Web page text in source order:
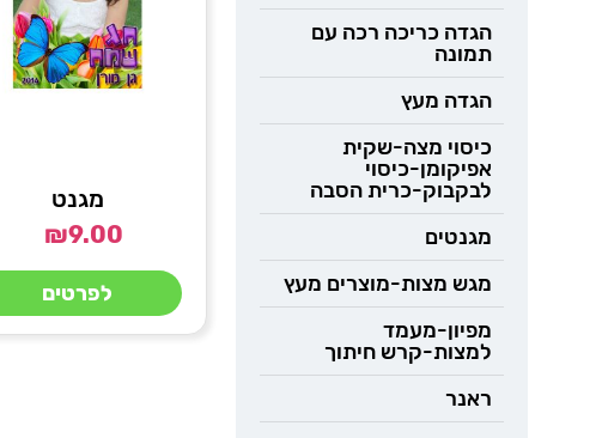
הגדה כריכה רכה עם
תמונה
הגדה מעץ
כיסוי מצה-שקית
אפיקומן-כיסוי
לבקבוק-כרית הסבה
מגנטים
מגש מצות-מוצרים מעץ
מפיון-מעמד
למצות-קרש חיתוך
ראנר
מגנט
₪9.00
לפרטים